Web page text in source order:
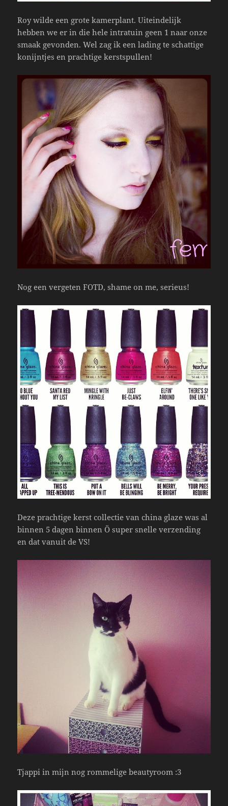
Roy wilde een grote kamerplant. Uiteindelijk
hebben we er in die hele intratuin geen 1 naar onze
smaak gevonden. Wel zag ik een lading te schattige
konijntjes en prachtige kerstspullen!
Nog een vergeten FOTD, shame on me, serieus!
Deze prachtige kerst collectie van china glaze was al
binnen 5 dagen binnen Ö super snelle verzending
en dat vanuit de VS!
Tjappi in mijn nog rommelige beautyroom :3